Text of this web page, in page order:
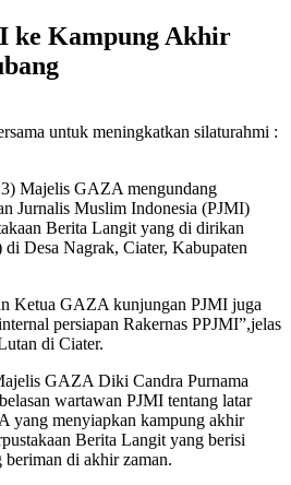
ke Kampung Akhir
untuk meningkatkan silaturahmi :
Majelis GAZA mengundang
Jurnalis Muslim Indonesia (PJMI)
Berita Langit yang di dirikan
Desa Nagrak, Ciater, Kabupaten
Ketua GAZA kunjungan PJMI juga
persiapan Rakernas PPJMI”,jelas
di Ciater.
GAZA Diki Candra Purnama
wartawan PJMI tentang latar
yang menyiapkan kampung akhir
Berita Langit yang berisi
di akhir zaman.